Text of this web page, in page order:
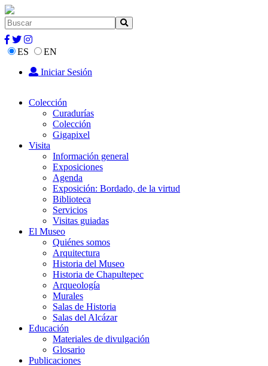
ES
EN
Iniciar Sesión
Colección
Curadurías
Colección
Gigapixel
Visita
Información general
Exposiciones
Agenda
Exposición: Bordado, de la virtud
Biblioteca
Servicios
Visitas guiadas
El Museo
Quiénes somos
Arquitectura
Historia del Museo
Historia de Chapultepec
Arqueología
Murales
Salas de Historia
Salas del Alcázar
Educación
Materiales de divulgación
Glosario
Publicaciones